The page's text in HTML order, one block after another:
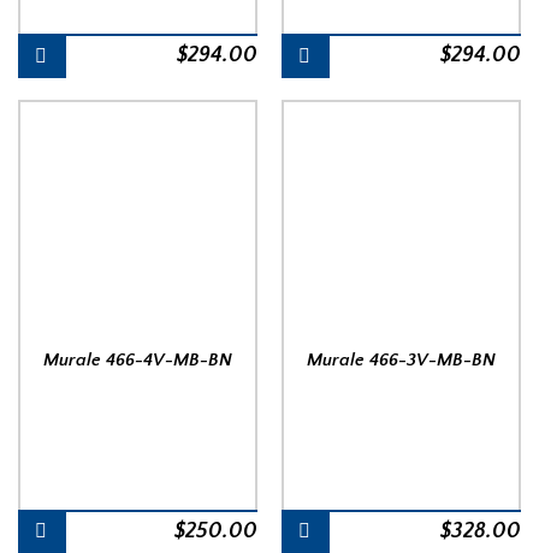
$294.00 $294.00
Murale 466-4V-MB-BN
$250.00
Murale 466-3V-MB-BN
$328.00